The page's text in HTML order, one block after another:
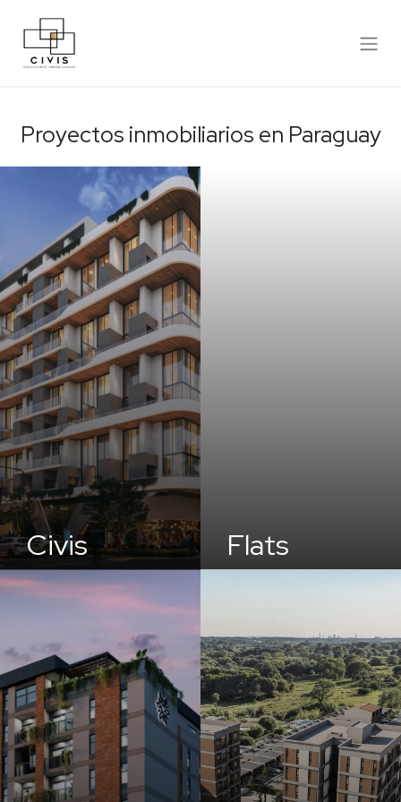
Proyectos inmobiliarios en Paraguay
Civis Flats